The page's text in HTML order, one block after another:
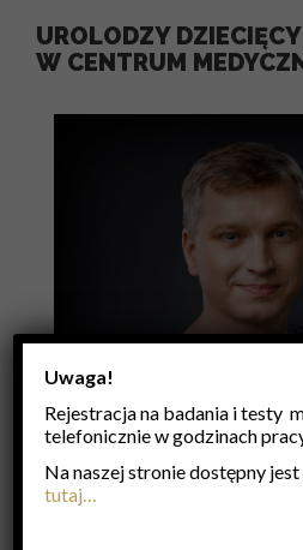
UROLODZY
W CENTRUM
Uwaga!
Rejestracja na badania i testy
telefonicznie w godzinach
Na naszej stronie dostępny
tutaj…